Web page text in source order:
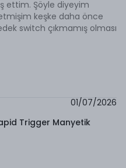
ettim. Şöyle diyeyim
keşke daha önce
switch çıkmamış olması
01/07/2026
Trigger Manyetik